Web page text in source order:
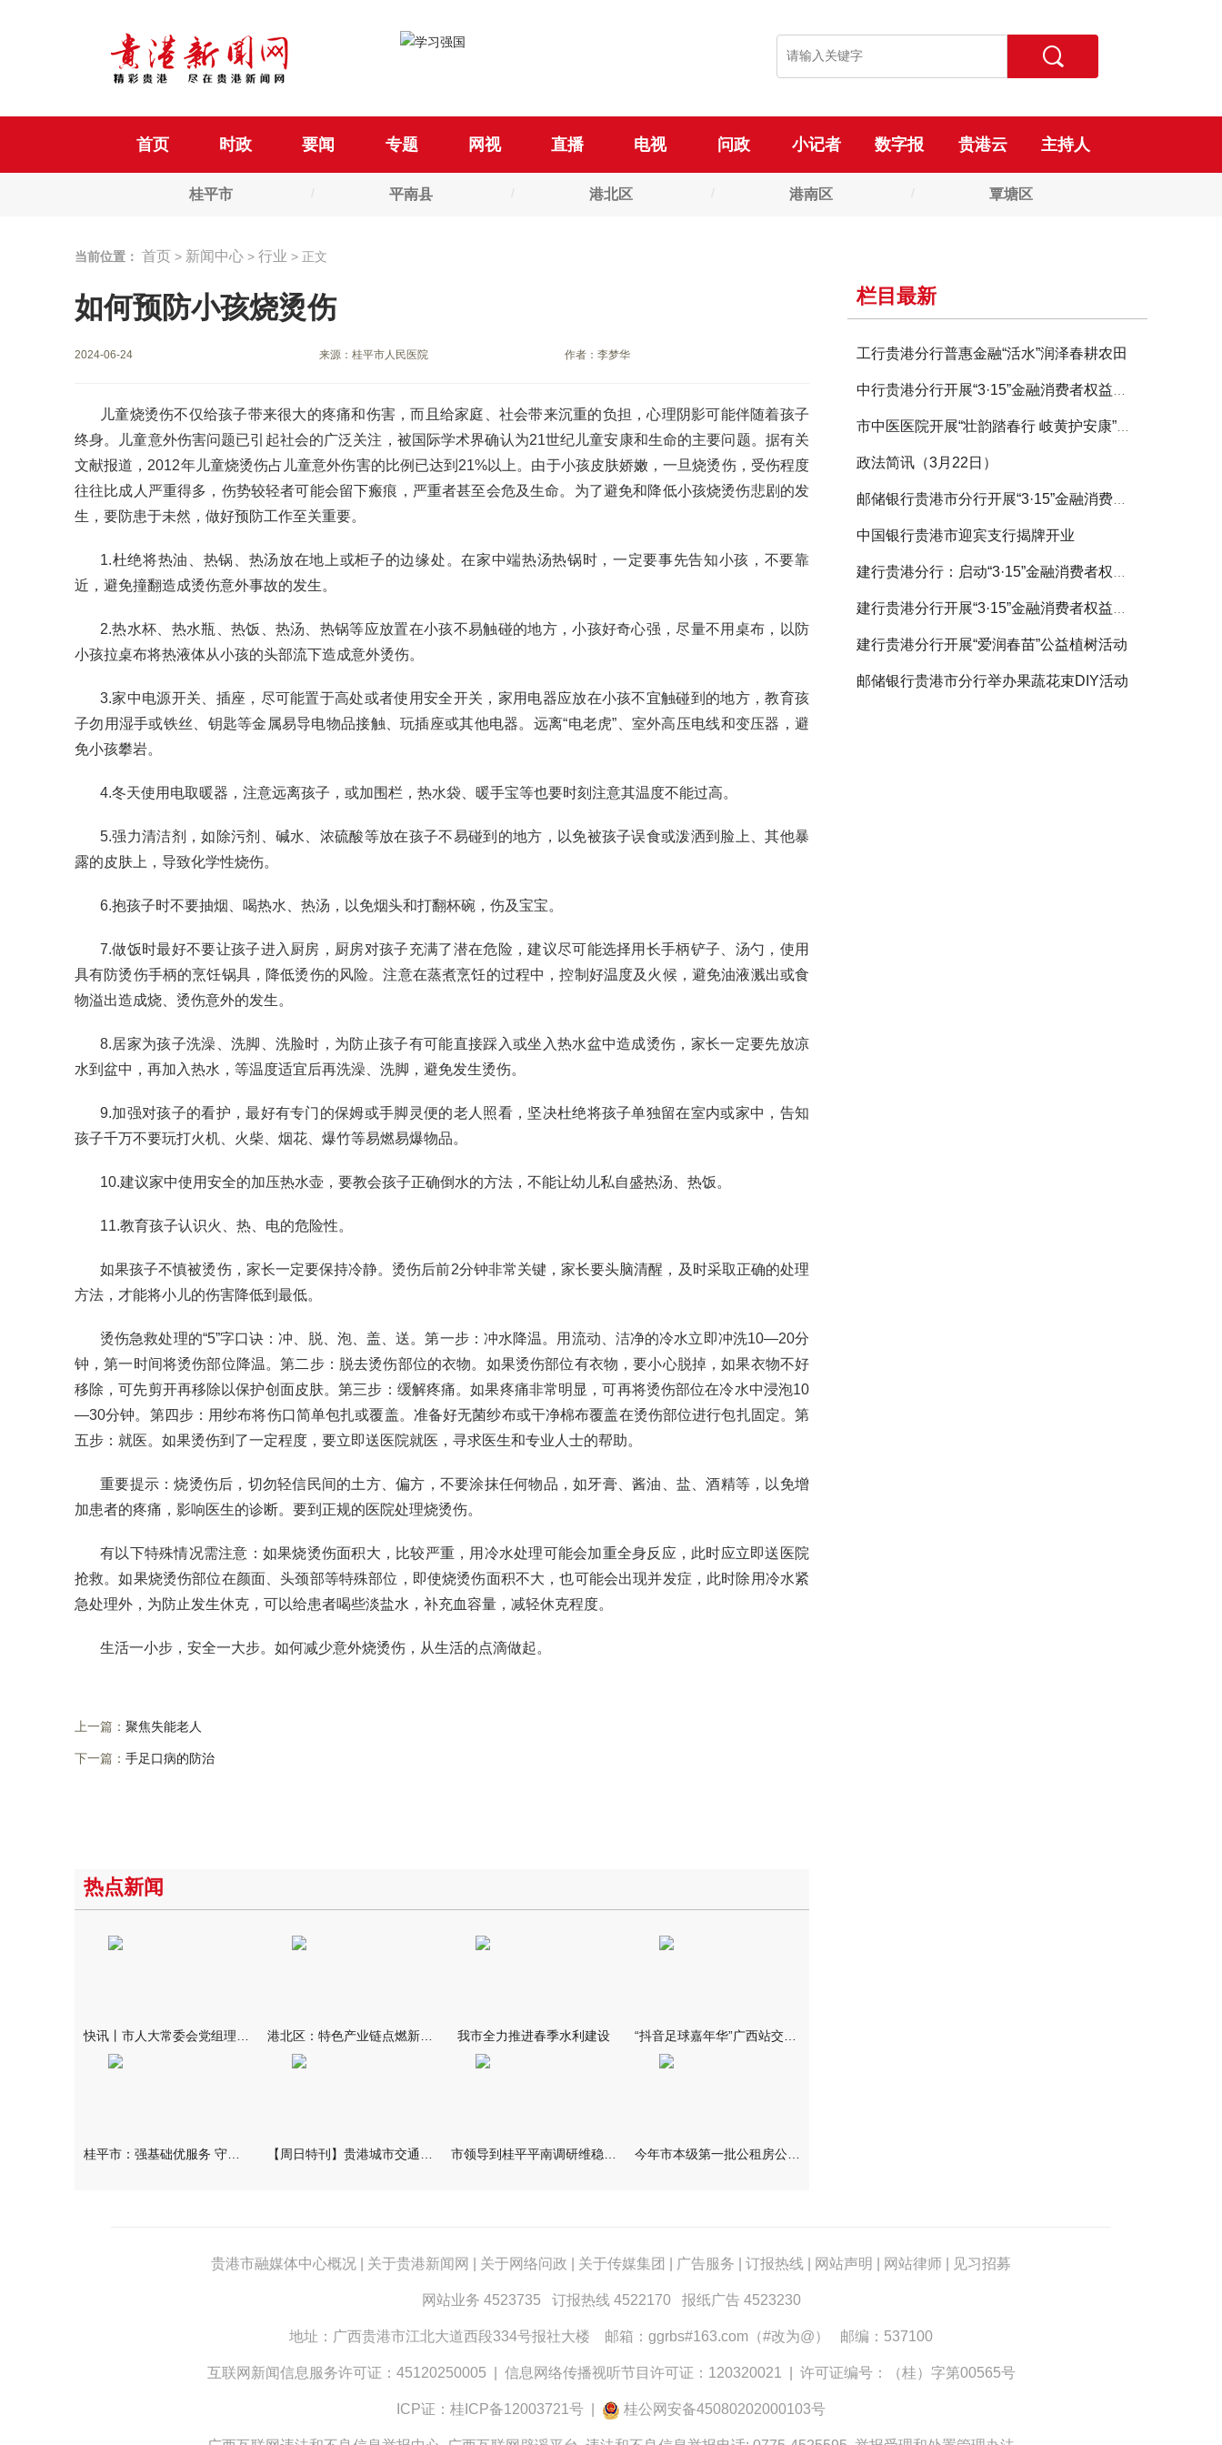
首页 时政 要闻 专题 网视 直播 电视 问政 小记者 数字报 贵港云 主持人
桂平市 平南县 港北区 港南区 覃塘区
当前位置： 首页 > 新闻中心 > 行业 > 正文
如何预防小孩烧烫伤
2024-06-24 来源：桂平市人民医院 作者：李梦华
儿童烧烫伤不仅给孩子带来很大的疼痛和伤害，而且给家庭、社会带来沉重的负担，心理阴影可能伴随着孩子
终身。儿童意外伤害问题已引起社会的广泛关注，被国际学术界确认为21世纪儿童安康和生命的主要问题。据有关
文献报道，2012年儿童烧烫伤占儿童意外伤害的比例已达到21%以上。由于小孩皮肤娇嫩，一旦烧烫伤，受伤程度
往往比成人严重得多，伤势较轻者可能会留下瘢痕，严重者甚至会危及生命。为了避免和降低小孩烧烫伤悲剧的发
生，要防患于未然，做好预防工作至关重要。
1.杜绝将热油、热锅、热汤放在地上或柜子的边缘处。在家中端热汤热锅时，一定要事先告知小孩，不要靠
近，避免撞翻造成烫伤意外事故的发生。
2.热水杯、热水瓶、热饭、热汤、热锅等应放置在小孩不易触碰的地方，小孩好奇心强，尽量不用桌布，以防
小孩拉桌布将热液体从小孩的头部流下造成意外烫伤。
3.家中电源开关、插座，尽可能置于高处或者使用安全开关，家用电器应放在小孩不宜触碰到的地方，教育孩
子勿用湿手或铁丝、钥匙等金属易导电物品接触、玩插座或其他电器。远离“电老虎”、室外高压电线和变压器，避
免小孩攀岩。
4.冬天使用电取暖器，注意远离孩子，或加围栏，热水袋、暖手宝等也要时刻注意其温度不能过高。
5.强力清洁剂，如除污剂、碱水、浓硫酸等放在孩子不易碰到的地方，以免被孩子误食或泼洒到脸上、其他暴
露的皮肤上，导致化学性烧伤。
6.抱孩子时不要抽烟、喝热水、热汤，以免烟头和打翻杯碗，伤及宝宝。
7.做饭时最好不要让孩子进入厨房，厨房对孩子充满了潜在危险，建议尽可能选择用长手柄铲子、汤勺，使用
具有防烫伤手柄的烹饪锅具，降低烫伤的风险。注意在蒸煮烹饪的过程中，控制好温度及火候，避免油液溅出或食
物溢出造成烧、烫伤意外的发生。
8.居家为孩子洗澡、洗脚、洗脸时，为防止孩子有可能直接踩入或坐入热水盆中造成烫伤，家长一定要先放凉
水到盆中，再加入热水，等温度适宜后再洗澡、洗脚，避免发生烫伤。
9.加强对孩子的看护，最好有专门的保姆或手脚灵便的老人照看，坚决杜绝将孩子单独留在室内或家中，告知
孩子千万不要玩打火机、火柴、烟花、爆竹等易燃易爆物品。
10.建议家中使用安全的加压热水壶，要教会孩子正确倒水的方法，不能让幼儿私自盛热汤、热饭。
11.教育孩子认识火、热、电的危险性。
如果孩子不慎被烫伤，家长一定要保持冷静。烫伤后前2分钟非常关键，家长要头脑清醒，及时采取正确的处理
方法，才能将小儿的伤害降低到最低。
烫伤急救处理的“5”字口诀：冲、脱、泡、盖、送。第一步：冲水降温。用流动、洁净的冷水立即冲洗10—20分
钟，第一时间将烫伤部位降温。第二步：脱去烫伤部位的衣物。如果烫伤部位有衣物，要小心脱掉，如果衣物不好
移除，可先剪开再移除以保护创面皮肤。第三步：缓解疼痛。如果疼痛非常明显，可再将烫伤部位在冷水中浸泡10
—30分钟。第四步：用纱布将伤口简单包扎或覆盖。准备好无菌纱布或干净棉布覆盖在烫伤部位进行包扎固定。第
五步：就医。如果烫伤到了一定程度，要立即送医院就医，寻求医生和专业人士的帮助。
重要提示：烧烫伤后，切勿轻信民间的土方、偏方，不要涂抹任何物品，如牙膏、酱油、盐、酒精等，以免增
加患者的疼痛，影响医生的诊断。要到正规的医院处理烧烫伤。
有以下特殊情况需注意：如果烧烫伤面积大，比较严重，用冷水处理可能会加重全身反应，此时应立即送医院
抢救。如果烧烫伤部位在颜面、头颈部等特殊部位，即使烧烫伤面积不大，也可能会出现并发症，此时除用冷水紧
急处理外，为防止发生休克，可以给患者喝些淡盐水，补充血容量，减轻休克程度。
生活一小步，安全一大步。如何减少意外烧烫伤，从生活的点滴做起。
上一篇： 聚焦失能老人
下一篇： 手足口病的防治
热点新闻
我市全力推进春季水利建设
栏目最新
工行贵港分行普惠金融“活水”润泽春耕农田
政法简讯（3月22日）
中国银行贵港市迎宾支行揭牌开业
建行贵港分行开展“爱润春苗”公益植树活动
邮储银行贵港市分行举办果蔬花束DIY活动
贵港市融媒体中心概况 关于贵港新闻网 关于网络问政 关于传媒集团 广告服务 订报热线 网站声明 网站律师 见习招募
网站业务 4523735 订报热线 4522170 报纸广告 4523230
地址：广西贵港市江北大道西段334号报社大楼 邮箱：ggrbs#163.com（#改为@） 邮编：537100
互联网新闻信息服务许可证：45120250005 信息网络传播视听节目许可证：120320021 许可证编号：（桂）字第00565号
ICP证：桂ICP备12003721号 桂公网安备45080202000103号